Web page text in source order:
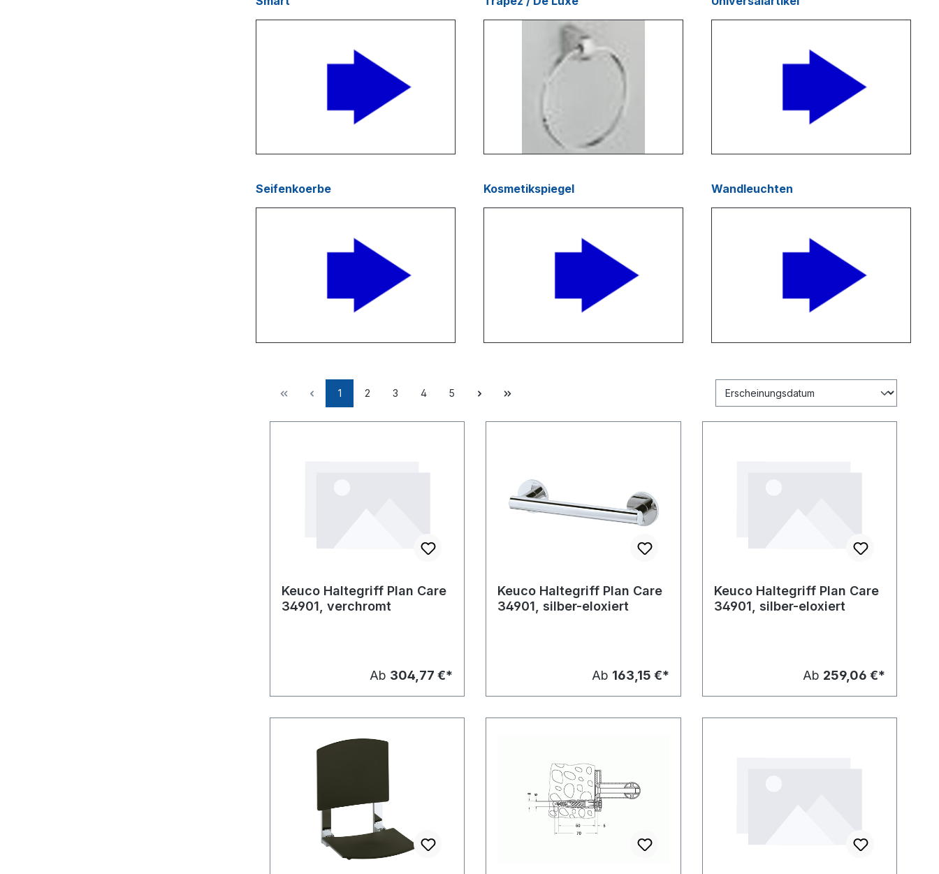
Seifenkoerbe Kosmetikspiegel Wandleuchten
1 2 3 4 5
Keuco Haltegriff Plan Care
34901, verchromt
Ab 304,77 €*
Keuco Haltegriff Plan Care
34901, silber-eloxiert
Ab 163,15 €*
Keuco Haltegriff Plan Care
34901, silber-eloxiert
Ab 259,06 €*